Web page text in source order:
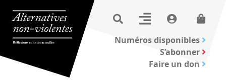
Numéros disponibles
S’abonner
Faire un don